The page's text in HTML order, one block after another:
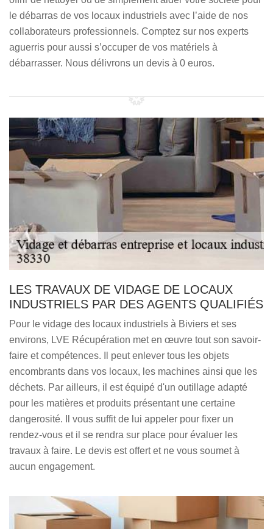
le débarras de vos locaux industriels avec l’aide de nos
collaborateurs professionnels. Comptez sur nos experts
aguerris pour aussi s’occuper de vos matériels à
débarrasser. Nous délivrons un devis à 0 euros.
LES TRAVAUX DE VIDAGE DE LOCAUX
INDUSTRIELS PAR DES AGENTS QUALIFIÉS
Pour le vidage des locaux industriels à Biviers et ses
environs, LVE Récupération met en œuvre tout son savoir-
faire et compétences. Il peut enlever tous les objets
encombrants dans vos locaux, les machines ainsi que les
déchets. Par ailleurs, il est équipé d'un outillage adapté
pour les matières et produits présentant une certaine
dangerosité. Il vous suffit de lui appeler pour fixer un
rendez-vous et il se rendra sur place pour évaluer les
travaux à faire. Le devis est offert et ne vous soumet à
aucun engagement.